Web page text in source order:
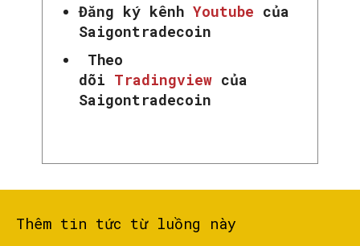
Đăng ký kênh Youtube của
Saigontradecoin
Theo
dõi Tradingview của
Saigontradecoin
Thêm tin tức từ luồng này